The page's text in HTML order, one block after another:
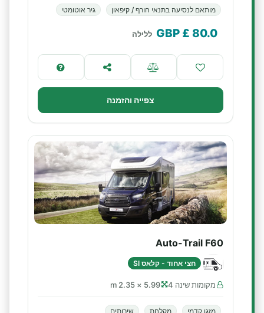
מותאם לנסיעה בתנאי חורף / קיפאון
גיר אוטומטי
80.0
£ GBP ללילה
צפייה והזמנה
Auto-Trail F60
חצי אחוד - קלאס SI
מקומות שינה 4 5.99 × 2.35 m
מזגן קדמי מקלחת שירותים